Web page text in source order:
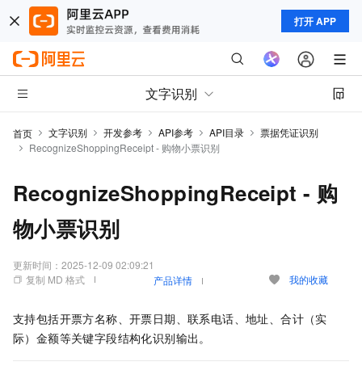
打开 APP
文字识别
首页 文字识别 开发参考 API参考 API目录
票据凭证识别
RecognizeShoppingReceipt - 购物小票识别
RecognizeShoppingReceipt - 购
物小票识别
更新时间： 2025-12-09 02:09:21
复制 MD 格式
产品详情 我的收藏
支持包括开票方名称、开票日期、联系电话、地址、合计（实
际）金额等关键字段结构化识别输出。